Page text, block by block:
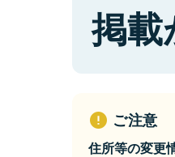
掲載
ご注意
住所等の変更